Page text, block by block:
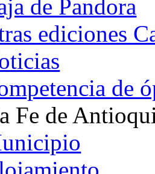
de Pandora
ediciones
de
Fe de